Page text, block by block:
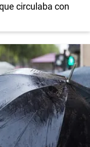
circulaba con